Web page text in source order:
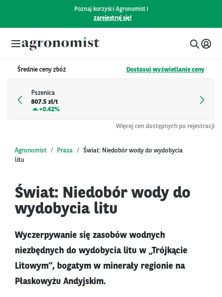
Poznaj korzyści Agronomist i
zarejestruj się!
Średnie ceny zbóż Dostosuj wyświetlanie ceny
Pszenica
807.5 zł/t
+0.42%
Więcej cen dostępnych po rejestracji
Agronomist Prasa
Świat: Niedobór wody do wydobycia
litu
Świat: Niedobór wody do
wydobycia litu
Wyczerpywanie się zasobów wodnych
niezbędnych do wydobycia litu w „Trójkącie
Litowym”, bogatym w minerały regionie na
Płaskowyżu Andyjskim.